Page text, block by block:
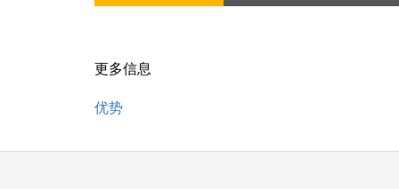
更多信息
优势